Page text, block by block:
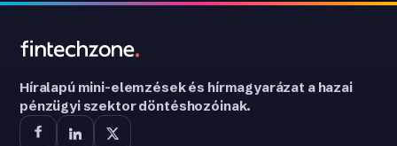
Híralapú mini-elemzések és hírmagyarázat a hazai
pénzügyi szektor döntéshozóinak.